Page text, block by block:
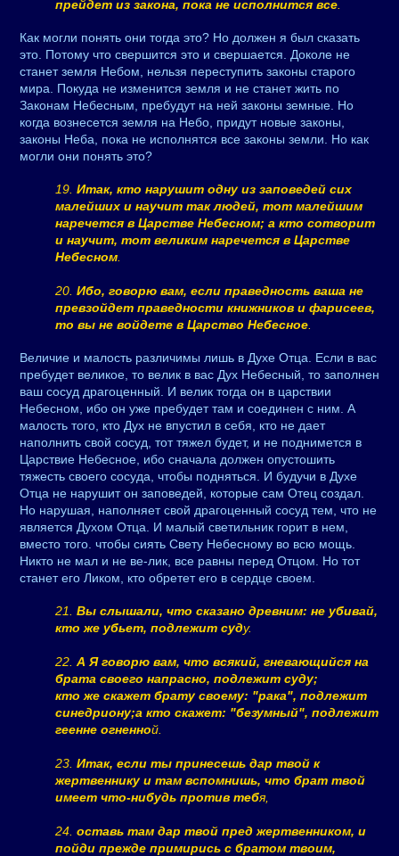
прейдет из закона, пока не исполнится все
Как могли понять они тогда это? Но должен я был сказать
это. Потому что свершится это и свершается. Доколе не
станет земля Небом, нельзя переступить законы старого
мира. Покуда не изменится земля и не станет жить по
Законам Небесным, пребудут на ней законы земные. Но
когда вознесется земля на Небо, придут новые законы,
законы Неба, пока не исполнятся все законы земли. Но как
могли они понять это?
19. Итак, кто нарушит одну из заповедей сих
малейших и научит так людей, тот малейшим
наречется в Царстве Небесном; а кто сотворит
и научит, тот великим наречется в Царстве
Небесном
20. Ибо, говорю вам, если праведность ваша не
превзойдет праведности книжников и фарисеев,
то вы не войдете в Царство Небесное
Величие и малость различимы лишь в Духе Отца. Если в вас
пребудет великое, то велик в вас Дух Небесный, то заполнен
ваш сосуд драгоценный. И велик тогда он в царствии
Небесном, ибо он уже пребудет там и соединен с ним. А
малость того, кто Дух не впустил в себя, кто не дает
наполнить свой сосуд, тот тяжел будет, и не поднимется в
Царствие Небесное, ибо сначала должен опустошить
тяжесть своего сосуда, чтобы подняться. И будучи в Духе
Отца не нарушит он заповедей, которые сам Отец создал.
Но нарушая, наполняет свой драгоценный сосуд тем, что не
является Духом Отца. И малый светильник горит в нем,
вместо того. чтобы сиять Свету Небесному во всю мощь.
Никто не мал и не ве-лик, все равны перед Отцом. Но тот
станет его Ликом, кто обретет его в сердце своем.
21. Вы слышали, что сказано древним: не убивай,
кто же убьет, подлежит суду.
22. А Я говорю вам, что всякий, гневающийся на
брата своего напрасно, подлежит суду;
кто же скажет брату своему: "рака", подлежит
синедриону;а кто скажет: "безумный", подлежит
геенне огненной.
23. Итак, если ты принесешь дар твой к
жертвеннику и там вспомнишь, что брат твой
имеет что-нибудь против тебя,
24. оставь там дар твой пред жертвенником, и
пойди прежде примирись с братом твоим,